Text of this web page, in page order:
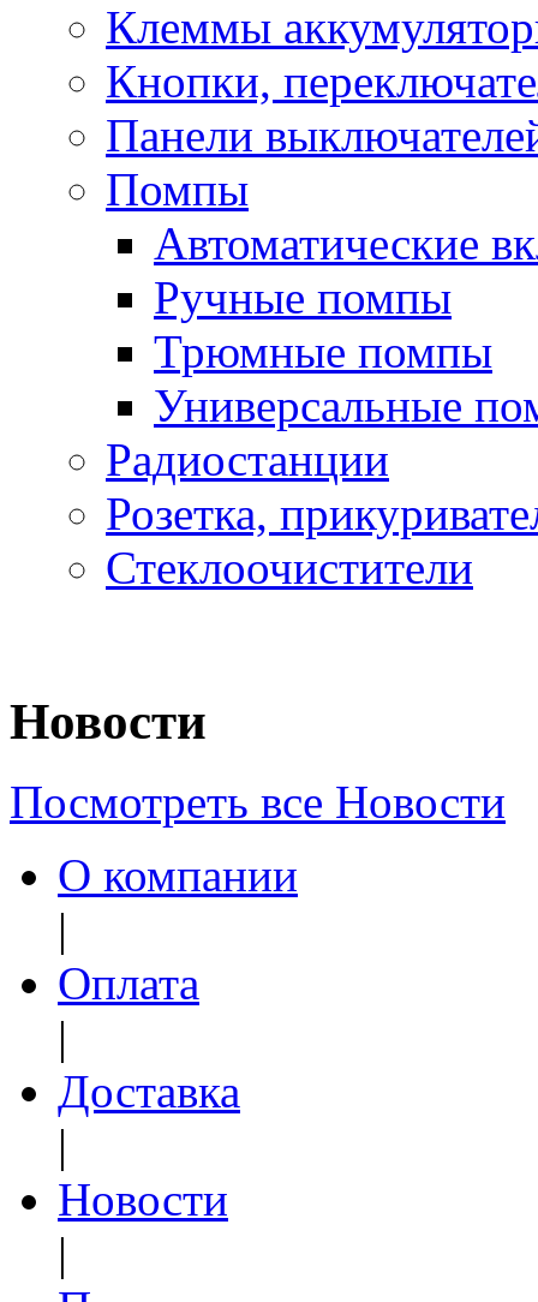
Клеммы
Кнопки,
Панели
Помпы
Автоматические
Ручные помпы
Трюмные помпы
Универсальные
Радиостанции
Розетка,
Стеклоочистители
Новости
Посмотреть все Новости
О компании
|
Оплата
|
Доставка
|
Новости
|